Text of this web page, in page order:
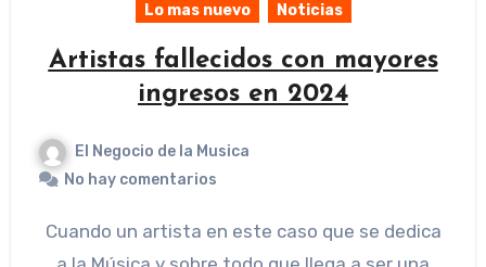
Lo mas nuevo Noticias
Artistas fallecidos con mayores
ingresos en 2024
El Negocio de la Musica
No hay comentarios
Cuando un artista en este caso que se dedica